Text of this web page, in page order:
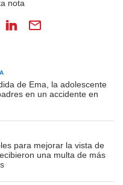
de Ema, la adolescente
en un accidente en
para mejorar la vista de
una multa de más